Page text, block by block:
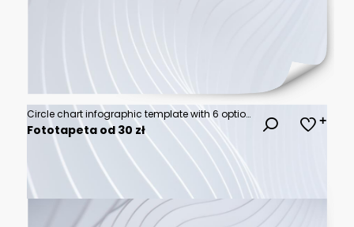
Circle chart infographic template with 6 options for presentations, advertising, layouts, annual reports
Fototapeta od 30 zł